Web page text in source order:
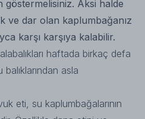
göstermelisiniz. Aksi halde
ve dar olan kaplumbağanız
karşı karşıya kalabilir.
haftada birkaç defa
asla
eti, su kaplumbağalarının